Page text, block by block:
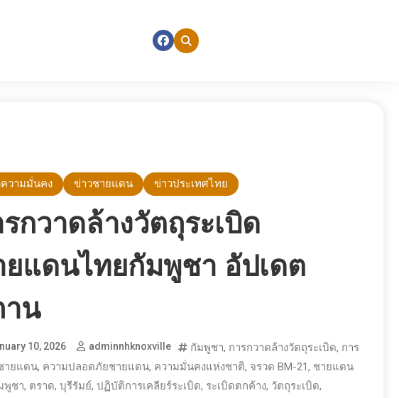
วามมั่นคง ข่าวชายแดน ข่าวประเทศไทย
กวาดล้างวัตถุระเบิด
แดนไทยกัมพูชา อัปเดต
น
10, 2026 adminnhknoxville กัมพูชา, การกวาดล้างวัตถุระเบิด, การ
ายแดน, ความปลอดภัยชายแดน, ความมั่นคงแห่งชาติ, จรวด BM-21, ชายแดน
พูชา, ตราด,บุรีรัมย์,ปฏิบัติการเคลียร์ระเบิด, ระเบิดตกค้าง, วัตถุระเบิด,